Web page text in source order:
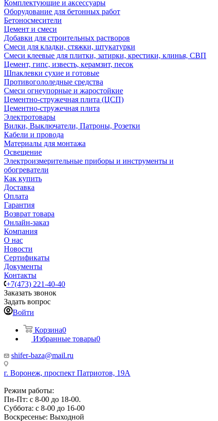
Комплектующие и аксессуары
Оборудование для бетонных работ
Бетоносмесители
Цемент и смеси
Добавки для строительных растворов
Смеси для кладки, стяжки, штукатурки
Смеси клеевые для плитки, затирки, крестики, клинья, СВП
Цемент, гипс, известь, керамзит, песок
Шпаклевки сухие и готовые
Противогололедные средства
Смеси огнеупорные и жаростойкие
Цементно-стружечная плита (ЦСП)
Цементно-стружечная плита
Электротовары
Вилки, Выключатели, Патроны, Розетки
Кабели и провода
Материалы для монтажа
Освещение
Электроизмерительные приборы и инструменты и
обогреватели
Как купить
Доставка
Оплата
Гарантия
Возврат товара
Онлайн-заказ
Компания
О нас
Новости
Сертификаты
Документы
Контакты
+7(473) 221-40-40
Заказать звонок
Задать вопрос
Войти
Корзина0
Избранные товары0
shifer-baza@mail.ru
г. Воронеж, проспект Патриотов, 19А
Режим работы:
Пн-Пт: с 8-00 до 18-00.
Суббота: с 8-00 до 16-00
Воскресенье: Выходной